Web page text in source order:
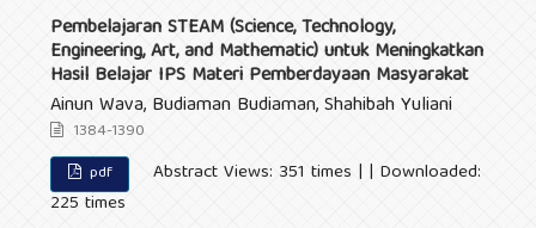
Pembelajaran STEAM (Science, Technology,
Engineering, Art, and Mathematic) untuk Meningkatkan
Hasil Belajar IPS Materi Pemberdayaan Masyarakat
Ainun Wava, Budiaman Budiaman, Shahibah Yuliani
1384-1390
pdf
Abstract Views: 351 times | | Downloaded:
225 times